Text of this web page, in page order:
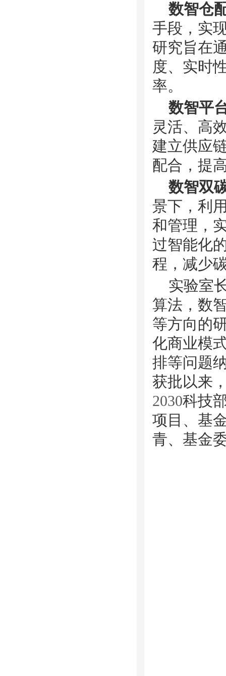
数智仓
手段，实
研究旨在
度、实时
率。
数智平
灵活、高
建立供应
配合，提
数智双
景下，利
和管理，
过智能化
程，减少
实验室
算法，数
等方向的
化商业模
排等问题
获批以来
2030科技
项目、基
青、基金